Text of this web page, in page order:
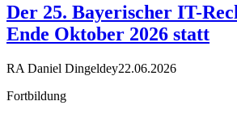
Der 25. Bayerischer IT-
Ende Oktober 2026 statt
RA Daniel Dingeldey22.06.2026
Fortbildung